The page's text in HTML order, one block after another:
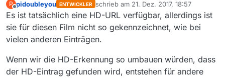
P
Offline
pidoubleyou ENTWICKLER schrieb am 21. Dez. 2017, 18:57
zuletzt editiert von
Es ist tatsächlich eine HD-URL verfügbar, allerdings ist
sie für diesen Film nicht so gekennzeichnet, wie bei
vielen anderen Einträgen.
Wenn wir die HD-Erkennung so umbauen würden, dass
der HD-Eintrag gefunden wird, entstehen für andere